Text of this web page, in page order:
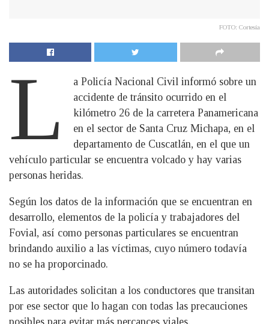
FOTO: Cortesía
L
a Policía Nacional Civil informó sobre un
accidente de tránsito ocurrido en el
kilómetro 26 de la carretera Panamericana
en el sector de Santa Cruz Michapa, en el
departamento de Cuscatlán, en el que un
vehículo particular se encuentra volcado y hay varias
personas heridas.
Según los datos de la información que se encuentran en
desarrollo, elementos de la policía y trabajadores del
Fovial, así como personas particulares se encuentran
brindando auxilio a las víctimas, cuyo número todavía
no se ha proporcinado.
Las autoridades solicitan a los conductores que transitan
por ese sector que lo hagan con todas las precauciones
posibles para evitar más percances viales.